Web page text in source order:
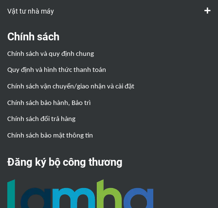
Vật tư nhà máy
Chính sách
Chính sách và quy định chung
Quy định và hình thức thanh toán
Chính sách vận chuyển/giao nhận và cài đặt
Chính sách bảo hành, Bảo trì
Chính sách đổi trả hàng
Chính sách bảo mật thông tin
Đăng ký bộ công thương